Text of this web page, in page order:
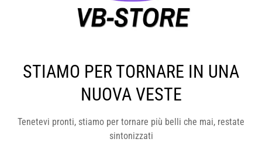
STIAMO PER TORNARE IN UNA
NUOVA VESTE
Tenetevi pronti, stiamo per tornare più belli che mai, restate
sintonizzati